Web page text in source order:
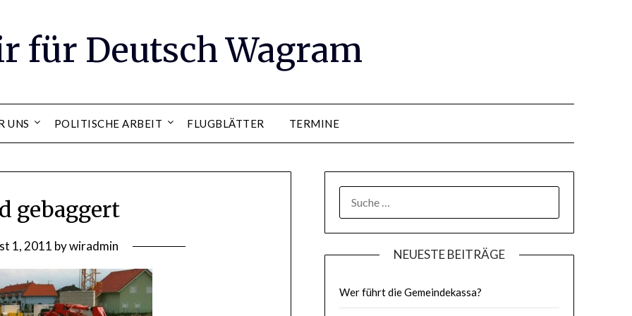
für Deutsch Wagram
UNS POLITISCHE ARBEIT FLUGBLÄTTER TERMINE
gebaggert
1, 2011 bywiradmin
NACH:
NEUESTE BEITRÄGE
Wer führt die Gemeindekassa?